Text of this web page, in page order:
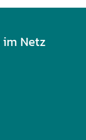
Netz